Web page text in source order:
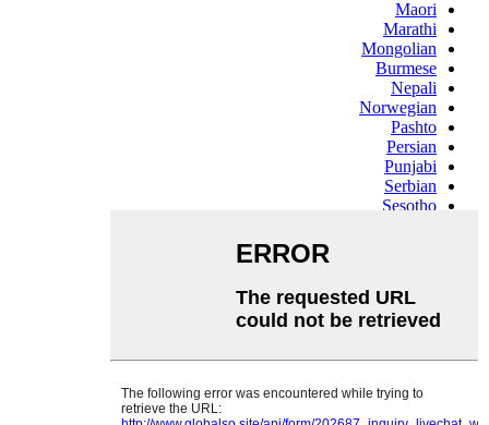
Maori
Marathi
Mongolian
Burmese
Nepali
Norwegian
Pashto
Persian
Punjabi
Serbian
Sesotho
Samoan
Scots Gaelic
Sindhi
Swahili
Tajik